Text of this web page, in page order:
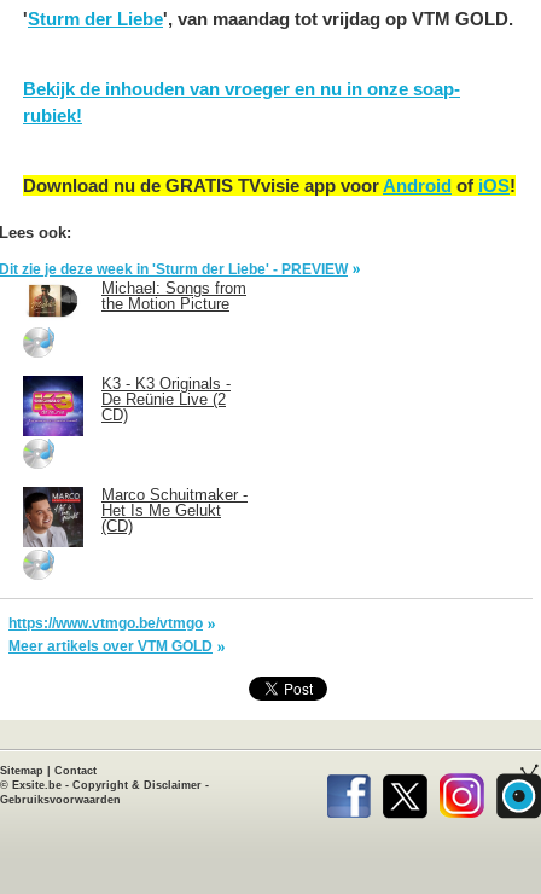
'Sturm der Liebe', van maandag tot vrijdag op VTM GOLD.
Bekijk de inhouden van vroeger en nu in onze soap-
rubiek!
Download nu de GRATIS TVvisie app voorAndroid of iOS!
Lees ook:
Dit zie je deze week in 'Sturm der Liebe' - PREVIEW
Michael: Songs from
the Motion Picture
K3 - K3 Originals -
De Reünie Live (2
CD)
Marco Schuitmaker -
Het Is Me Gelukt
(CD)
https://www.vtmgo.be/vtmgo
Meer artikels over VTM GOLD
Sitemap
Contact
© Exsite.be - Copyright & Disclaimer -
Gebruiksvoorwaarden